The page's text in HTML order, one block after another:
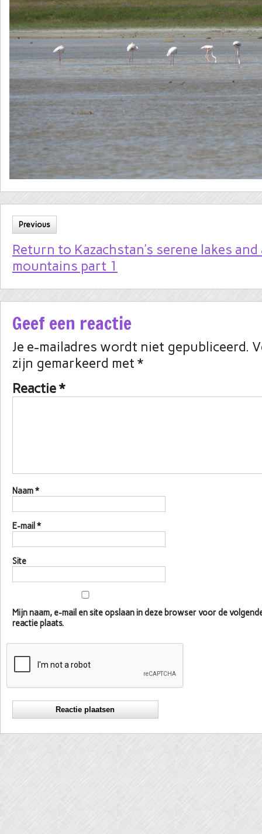
Previous
Return to Kazachstan’s serene lakes and
mountains part 1
Geef een reactie
Je e-mailadres wordt niet gepubliceerd.
zijn gemarkeerd met *
Reactie*
Naam*
E-mail *
Site
Mijn naam, e-mail en site opslaan in deze browser voor de
reactie plaats.